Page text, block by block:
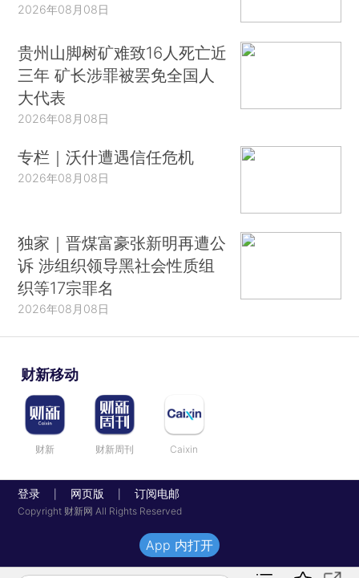
2026年08月08日
贵州山脚树矿难致16人死亡近
三年 矿长涉罪被罢免全国人
大代表
2026年08月08日
专栏｜沃什遭遇信任危机
2026年08月08日
独家｜晋煤富豪张新明再遭公
诉 涉组织领导黑社会性质组
织等17宗罪名
2026年08月08日
财新移动
财新 财新周刊 Caixin
登录 网页版 订阅电邮
Copyright 财新网 All Rights Reserved
App 内打开